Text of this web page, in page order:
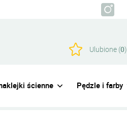
Ulubione (0)
ścienne Pędzle i farby